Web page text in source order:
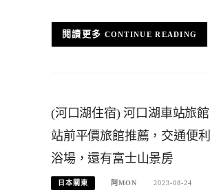
CONTINUE READING
(河口湖住宿) 河口湖車站旅
站前平價旅館推薦，交通便
浴場，還有富士山景房
日本關東 阿MON 2023-08-24